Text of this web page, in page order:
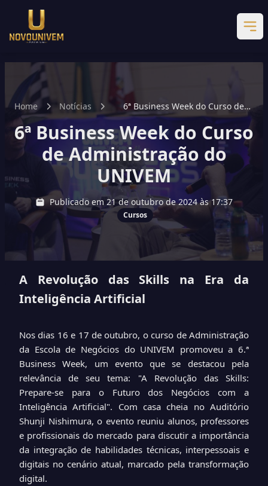
Home Notícias
6ª Business Week do Curso de
Administração do UNIVEM
6ª Business Week do Curso
de Administração do
UNIVEM
Publicado em 21 de outubro de 2024 às 17:37
Cursos
A Revolução das Skills na Era da
Inteligência Artificial
Nos dias 16 e 17 de outubro, o curso de Administração
da Escola de Negócios do UNIVEM promoveu a 6.ª
Business Week, um evento que se destacou pela
relevância de seu tema: "A Revolução das Skills:
Prepare-se para o Futuro dos Negócios com a
Inteligência Artificial". Com casa cheia no Auditório
Shunji Nishimura, o evento reuniu alunos, professores
e profissionais do mercado para discutir a importância
da integração de habilidades técnicas, interpessoais e
digitais no cenário atual, marcado pela transformação
digital.